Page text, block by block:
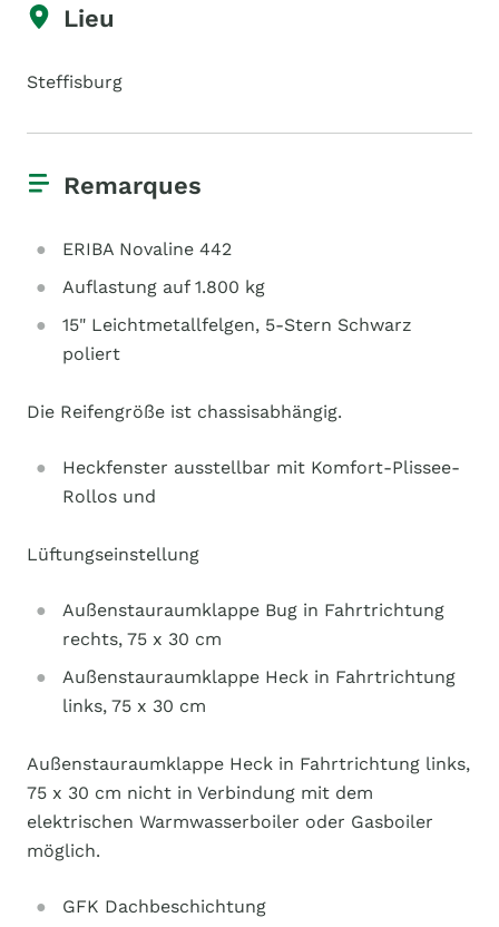
Lieu
Steffisburg
Remarques
ERIBA Novaline 442
Auflastung auf 1.800 kg
15" Leichtmetallfelgen, 5-Stern Schwarz
poliert
Die Reifengröße ist chassisabhängig.
Heckfenster ausstellbar mit Komfort-Plissee-
Rollos und
Lüftungseinstellung
Außenstauraumklappe Bug in Fahrtrichtung
rechts, 75 x 30 cm
Außenstauraumklappe Heck in Fahrtrichtung
links, 75 x 30 cm
Außenstauraumklappe Heck in Fahrtrichtung links,
75 x 30 cm nicht in Verbindung mit dem
elektrischen Warmwasserboiler oder Gasboiler
möglich.
GFK Dachbeschichtung